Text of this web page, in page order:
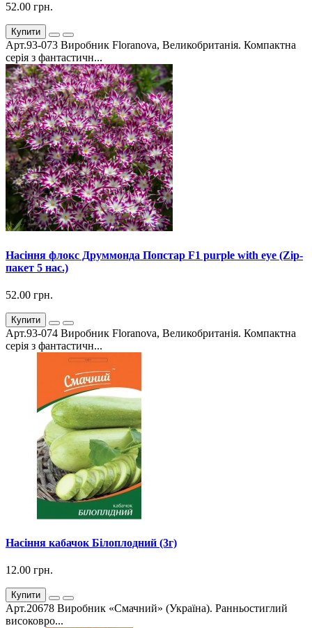
52.00 грн.
Купити
Арт.93-073 Виробник Floranova, Великобританія. Компактна
серія з фантастичн...
Насіння флокс Друммонда Попстар F1 purple with eye (Zip-
пакет 5 нас.)
52.00 грн.
Купити
Арт.93-074 Виробник Floranova, Великобританія. Компактна
серія з фантастичн...
Насіння кабачок Білоплодний (3г)
12.00 грн.
Купити
Арт.20678 Виробник «Смачний» (Україна). Ранньостиглий
високовро...